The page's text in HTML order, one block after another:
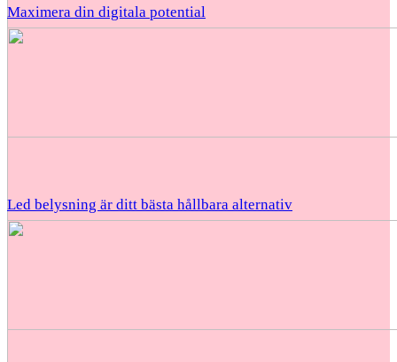
Maximera din digitala potential
Led belysning är ditt bästa hållbara alternativ